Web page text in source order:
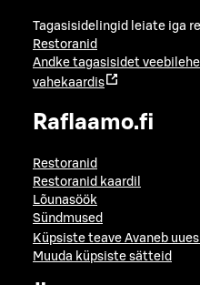
Tagasisidelingid leiate iga
Restoranid
Andke tagasisidet
vahekaardis
Raflaamo.fi
Restoranid
Restoranid kaardil
Lõunasöök
Sündmused
Küpsiste teave Avaneb
Muuda küpsiste sätteid